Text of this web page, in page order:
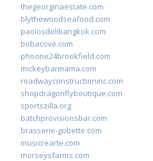
thegeorginaestate.com
blythewoodseafood.com
paolosdelibangkok.com
bobacove.com
phoone24brookfield.com
mickeybarmama.com
roadwayconstructioninc.com
shopdragonflyboutique.com
sportszilla.org
batchprovisionsbar.com
brasserie-gobette.com
musicrearte.com
morseysfarms.com